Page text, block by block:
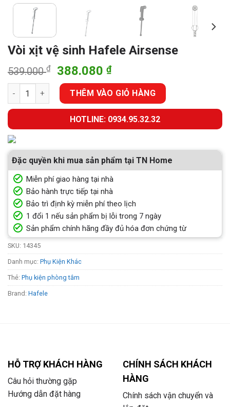
Vòi xịt vệ sinh Hafele Airsense
539.000₫
Giá
gốc
539.000 ₫.
388.080 ₫Giá
hiện
tại
là:
388.080 ₫.
Vòi xịt vệ sinh Hafele Airsense số lượng
THÊM VÀO GIỎ HÀNG
HOTLINE: 0934.95.32.32
Đặc quyền khi mua sản phẩm tại TN Home
Miễn phí giao hàng tại nhà
Bảo hành trực tiếp tại nhà
Bảo trì định kỳ miễn phí theo lịch
1 đổi 1 nếu sản phẩm bị lỗi trong 7 ngày
Sản phẩm chính hãng đầy đủ hóa đơn chứng từ
SKU: 14345
Danh mục: Phụ Kiện Khác
Thẻ: Phụ kiện phòng tắm
Brand: Hafele
HỖ TRỢ KHÁCH HÀNG
Câu hỏi thường gặp
Hướng dẫn đặt hàng
CHÍNH SÁCH KHÁCH
HÀNG
Chính sách vận chuyển và